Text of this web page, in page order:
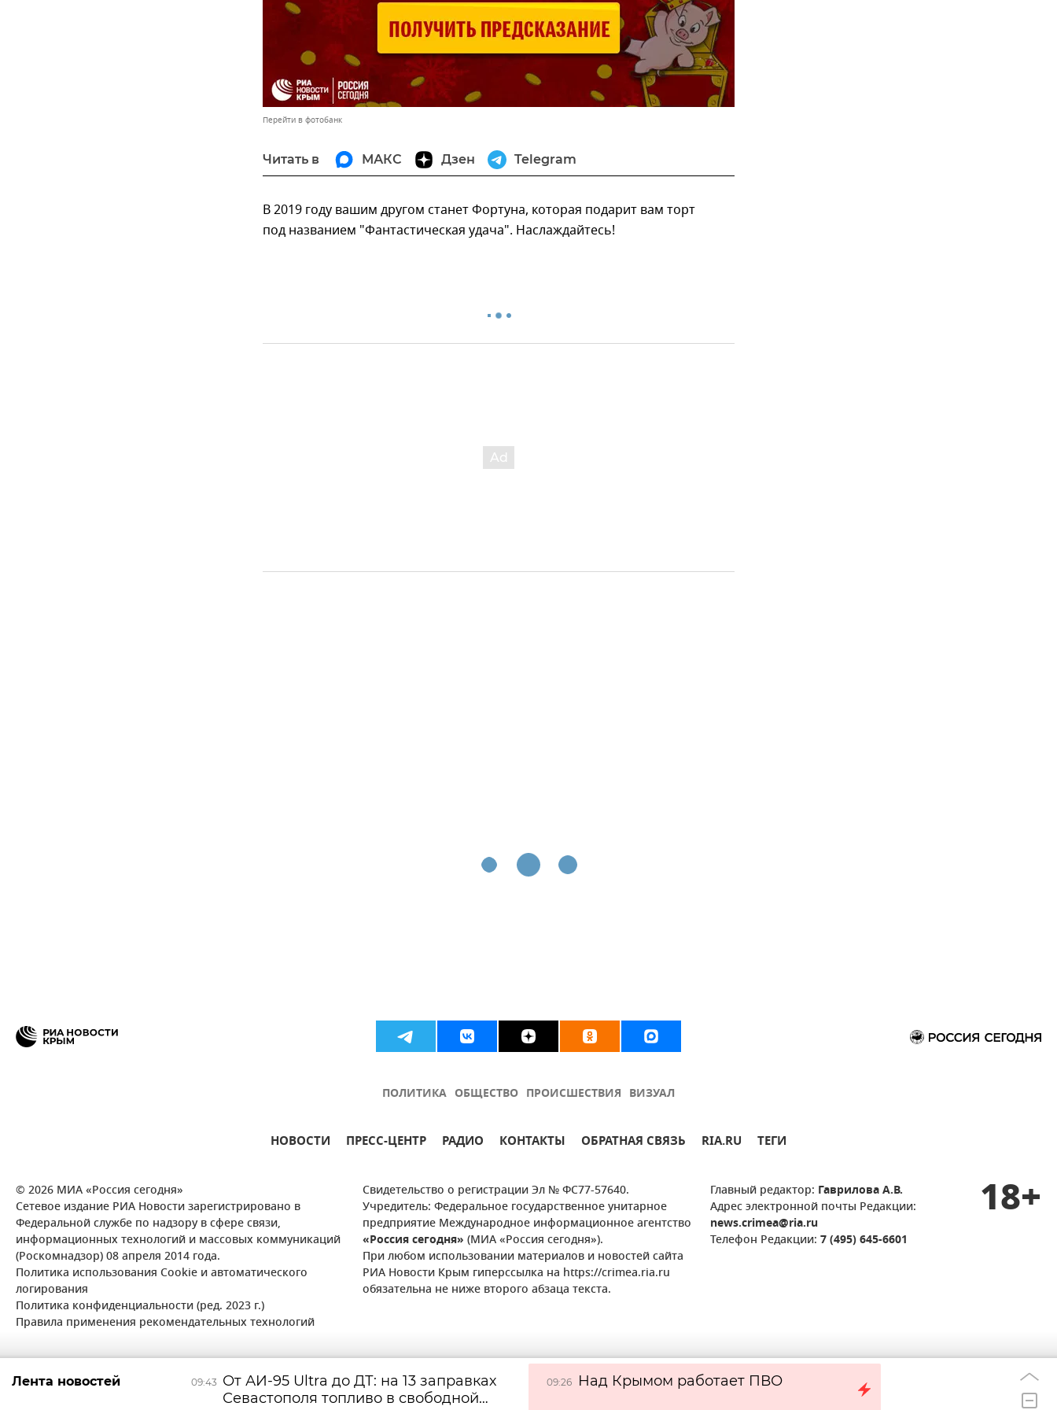
Перейти в фотобанк
Читать в МАКС Дзен Telegram
В 2019 году вашим другом станет Фортуна, которая подарит вам торт
под названием "Фантастическая удача". Наслаждайтесь!
ПОЛИТИКА ОБЩЕСТВО ПРОИСШЕСТВИЯ ВИЗУАЛ
НОВОСТИ ПРЕСС-ЦЕНТР РАДИО КОНТАКТЫ ОБРАТНАЯ СВЯЗЬ RIA.RU ТЕГИ
© 2026 МИА «Россия сегодня»
Сетевое издание РИА Новости зарегистрировано в
Федеральной службе по надзору в сфере связи,
информационных технологий и массовых коммуникаций
(Роскомнадзор) 08 апреля 2014 года.
Политика использования Cookie и автоматического
логирования
Политика конфиденциальности (ред. 2023 г.)
Правила применения рекомендательных технологий
Свидетельство о регистрации Эл № ФС77-57640.
Учредитель: Федеральное государственное унитарное
предприятие Международное информационное агентство
«Россия сегодня» (МИА «Россия сегодня»).
При любом использовании материалов и новостей сайта
РИА Новости Крым гиперссылка на https://crimea.ria.ru
обязательна не ниже второго абзаца текста.
Главный редактор: Гаврилова А.В.
Адрес электронной почты Редакции:
news.crimea@ria.ru
Телефон Редакции: 7 (495) 645-6601
18+
09:43 От АИ-95 Ultra до ДТ: на 13 заправках
Севастополя топливо в свободной
09:26 Над Крымом работает ПВО
83 дрона
другими
Лента новостей